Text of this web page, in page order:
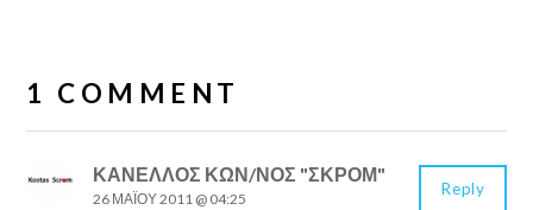
1 COMMENT
ΚΑΝΈΛΛΟΣ ΚΩΝ/ΝΟΣ "ΣΚΡΟΜ"
26 ΜΑΪ́ΟΥ 2011 @ 04:25
Reply